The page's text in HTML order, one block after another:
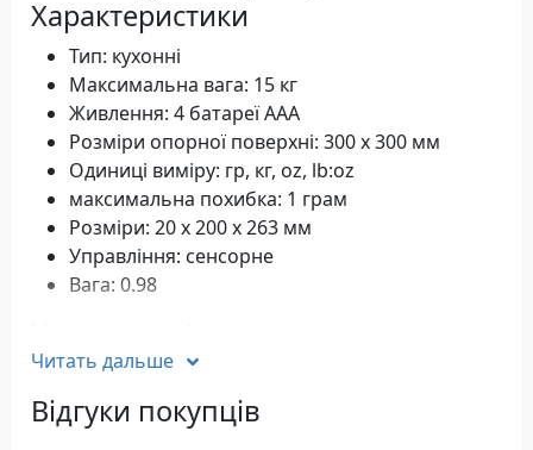
Характеристики
Тип: кухонні
Максимальна вага: 15 кг
Живлення: 4 батареї ААА
Розміри опорної поверхні: 300 x 300 мм
Одиниці виміру: гр, кг, oz, lb:oz
максимальна похибка: 1 грам
Розміри: 20 х 200 х 263 мм
Управління: сенсорне
Вага: 0.98
Терези
Батарейки 4 х ААА
Інструкція
Читать дальше
Відгуки покупців